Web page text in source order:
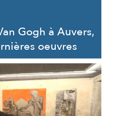
Gogh à Auvers,
oeuvres